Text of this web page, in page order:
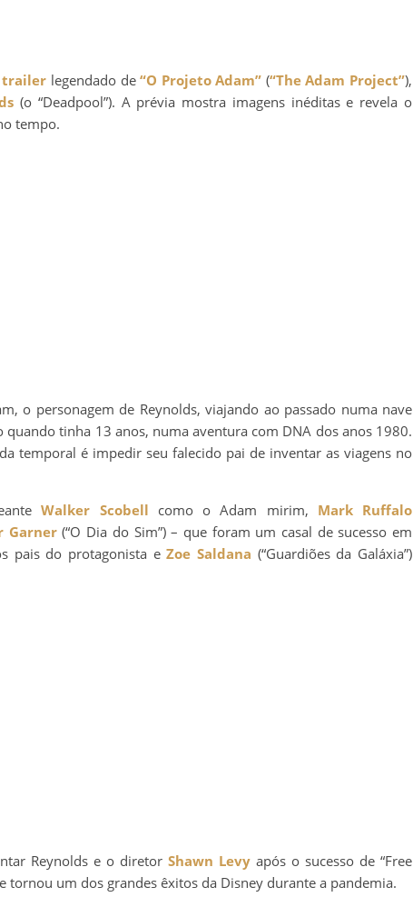
trailer legendado de“O Projeto Adam” (“The Adam Project”),
(o “Deadpool”). A prévia mostra imagens inéditas e revela o
tempo.
o personagem de Reynolds, viajando ao passado numa nave
quando tinha 13 anos, numa aventura com DNA dos anos 1980.
temporal é impedir seu falecido pai de inventar as viagens no
Walker Scobell como o Adam mirim, Mark Ruffalo
Garner(“O Dia do Sim”) – que foram um casal de sucesso em
pais do protagonista eZoe Saldana (“Guardiões da Galáxia”)
Reynolds e o diretor Shawn Levy após o sucesso de “Free
tornou um dos grandes êxitos da Disney durante a pandemia.